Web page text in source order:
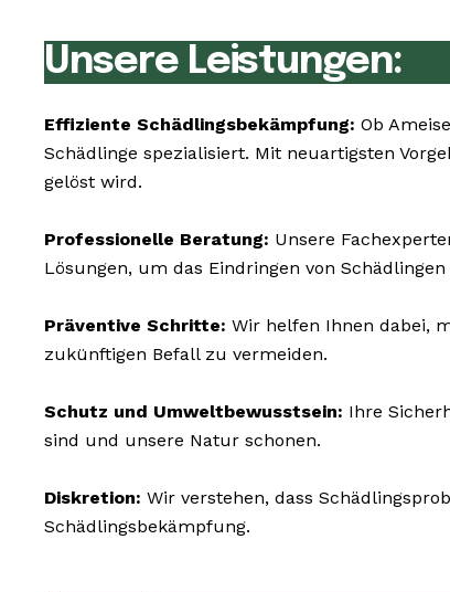
Unsere Leistungen:
Effiziente Schädlingsbekämpfung: Ob
Schädlinge spezialisiert. Mit neuartigsten
gelöst wird.
Professionelle Beratung: Unsere
Lösungen, um das Eindringen von
Präventive Schritte: Wir helfen Ihnen dabei,
zukünftigen Befall zu vermeiden.
Schutz und Umweltbewusstsein: Ihre
sind und unsere Natur schonen.
Diskretion: Wir verstehen, dass
Schädlingsbekämpfung.